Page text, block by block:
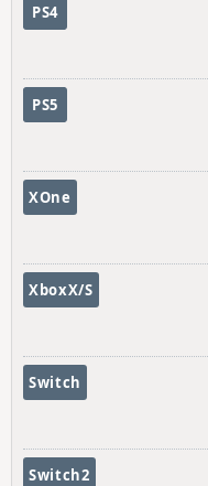
PS4
PS5
XOne
XboxX/S
Switch
Switch2